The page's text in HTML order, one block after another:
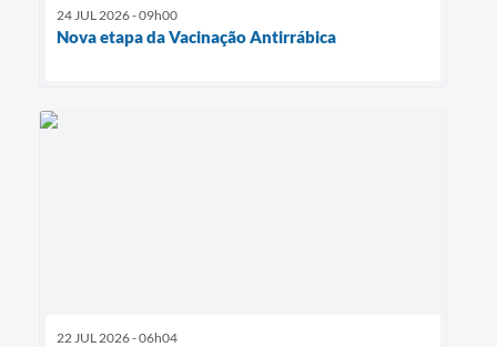
24 JUL 2026 - 09h00
Nova etapa da Vacinação Antirrábica
22 JUL 2026 - 06h04